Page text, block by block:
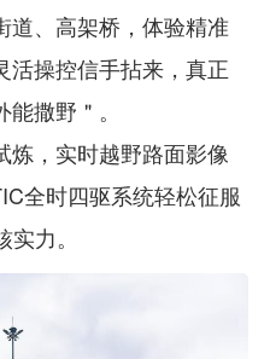
道、高架桥，体验精准
活操控信手拈来，真正
撒野＂。
炼，实时越野路面影像
全时四驱系统轻松征服
力。